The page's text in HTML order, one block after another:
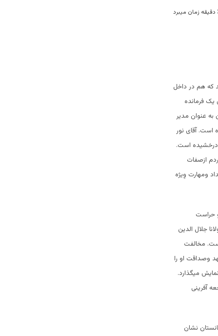
که هم در داخل
یک فرمانده
عنوان مدیر
است. آقای نور
درخشیده است.
ازصفات
ومهارت وِیژه
حراست
جلال الدین
مخالفت
وصداقت او را
میگذارد.
آفرینی
نشان